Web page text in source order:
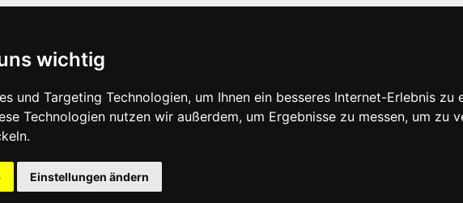
wichtig
und Targeting Technologien, um Ihnen ein besseres Internet-Erlebnis
Technologien nutzen wir außerdem, um Ergebnisse zu messen, um zu
Einstellungen ändern